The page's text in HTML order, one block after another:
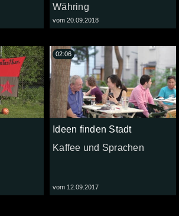
Währing
vom 20.09.2018
Ideen finden Stadt
Kaffee und Sprachen
vom 12.09.2017
02:06